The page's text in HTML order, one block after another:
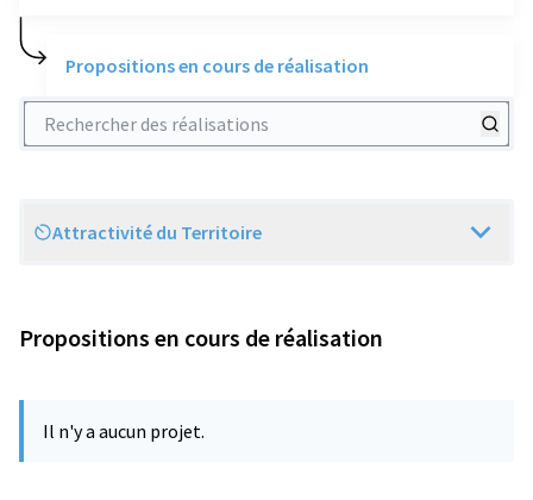
Propositions en cours de réalisation
Rechercher des réalisations
Scope
Attractivité du Territoire
Propositions en cours de réalisation
Il n'y a aucun projet.